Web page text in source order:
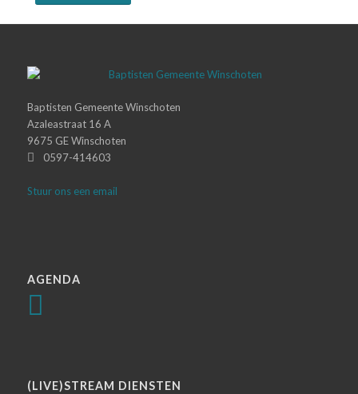
Baptisten Gemeente Winschoten
Azaleastraat 16 A
9675 GE Winschoten
0597-414603
Stuur ons een email
AGENDA
(LIVE)STREAM DIENSTEN